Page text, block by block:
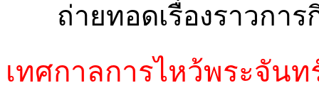
ถ่ายทอดเรื่องราวกา
เทศกาลการไหว้พระจัน